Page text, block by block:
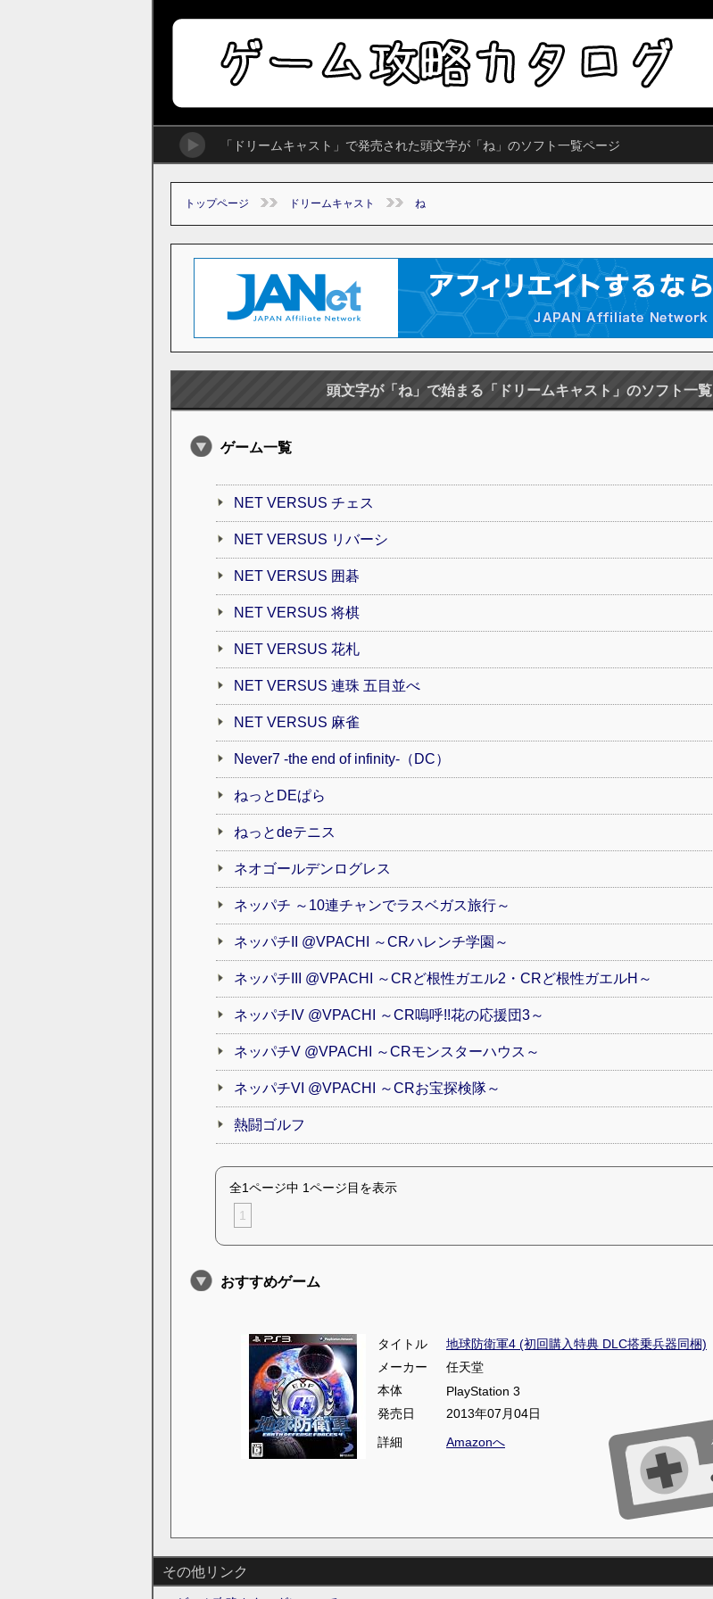
「ドリームキャスト」で発売された頭文字が「ね」のソフト一覧ページ
トップページ ドリームキャスト ね
頭文字が「ね」で始まる「ドリームキャスト」のソフト一覧
ゲーム一覧
NET VERSUS チェス
NET VERSUS リバーシ
NET VERSUS 囲碁
NET VERSUS 将棋
NET VERSUS 花札
NET VERSUS 連珠 五目並べ
NET VERSUS 麻雀
Never7 -the end of infinity-（DC）
ねっとDEぱら
ねっとdeテニス
ネオゴールデンログレス
ネッパチ ～10連チャンでラスベガス旅行～
ネッパチII @VPACHI ～CRハレンチ学園～
ネッパチIII @VPACHI ～CRど根性ガエル2・CRど根性ガエルH～
ネッパチIV @VPACHI ～CR嗚呼!!花の応援団3～
ネッパチV @VPACHI ～CRモンスターハウス～
ネッパチVI @VPACHI ～CRお宝探検隊～
熱闘ゴルフ
全1ページ中 1ページ目を表示
1
おすすめゲーム
タイトル
地球防衛軍4 (初回購入特典 DLC搭乗兵器同梱)
メーカー
任天堂
本体
PlayStation 3
発売日
2013年07月04日
詳細
Amazonへ
その他リンク